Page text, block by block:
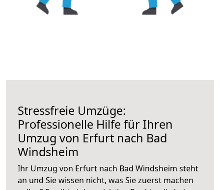
Stressfreie Umzüge:
Professionelle Hilfe für Ihren
Umzug von Erfurt nach Bad
Windsheim
Ihr Umzug von Erfurt nach Bad Windsheim steht
an und Sie wissen nicht, was Sie zuerst machen